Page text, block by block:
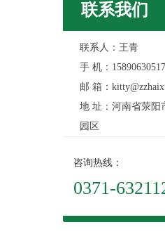
联系我们
联系人：王青
手 机：15890630517
邮 箱：
地 址：河南省荥阳
园区
咨询热线：
0371-